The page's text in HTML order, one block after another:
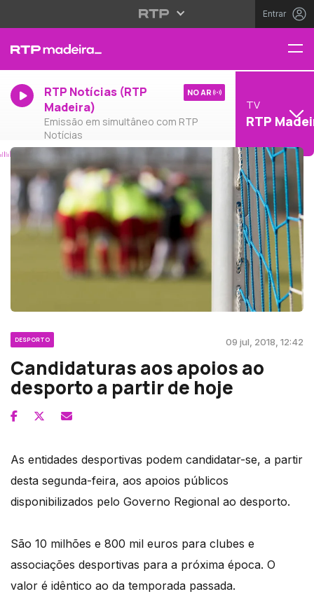
Entrar
RTP Notícias (RTP
Madeira)
Emissão em simultâneo com RTP
Notícias
NO AR
TV
RTP
DESPORTO 09 jul, 2018, 12:42
Candidaturas aos apoios ao
desporto a partir de hoje
As entidades desportivas podem candidatar-se, a partir
desta segunda-feira, aos apoios públicos
disponibilizados pelo Governo Regional ao desporto.
São 10 milhões e 800 mil euros para clubes e
associações desportivas para a próxima época. O
valor é idêntico ao da temporada passada.